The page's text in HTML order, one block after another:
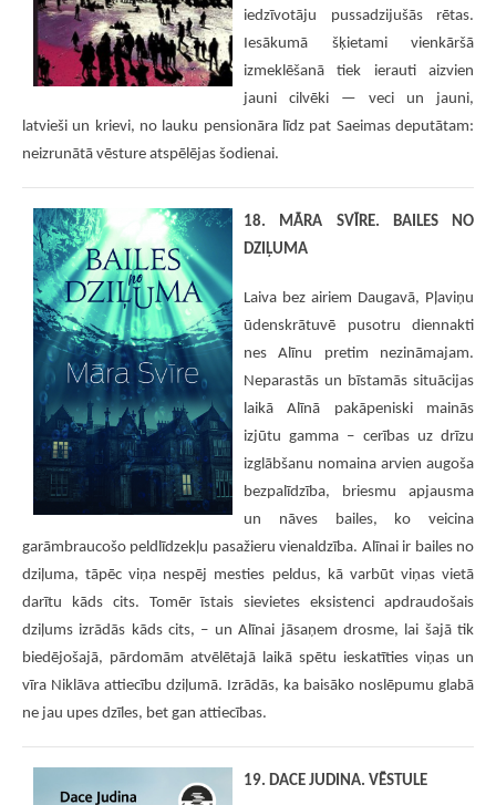
iedzīvotāju pussadzijušās rētas.
Iesākumā šķietami vienkāršā
izmeklēšanā tiek ierauti aizvien
jauni cilvēki — veci un jauni,
latvieši un krievi, no lauku pensionāra līdz pat Saeimas deputātam:
neizrunātā vēsture atspēlējas šodienai.
18. MĀRA SVĪRE. BAILES NO
DZIĻUMA
Laiva bez airiem Daugavā, Pļaviņu
ūdenskrātuvē pusotru diennakti
nes Alīnu pretim nezināmajam.
Neparastās un bīstamās situācijas
laikā Alīnā pakāpeniski mainās
izjūtu gamma – cerības uz drīzu
izglābšanu nomaina arvien augoša
bezpalīdzība, briesmu apjausma
un nāves bailes, ko veicina
garāmbraucošo peldlīdzekļu pasažieru vienaldzība. Alīnai ir bailes no
dziļuma, tāpēc viņa nespēj mesties peldus, kā varbūt viņas vietā
darītu kāds cits. Tomēr īstais sievietes eksistenci apdraudošais
dziļums izrādās kāds cits, – un Alīnai jāsaņem drosme, lai šajā tik
biedējošajā, pārdomām atvēlētajā laikā spētu ieskatīties viņas un
vīra Niklāva attiecību dziļumā. Izrādās, ka baisāko noslēpumu glabā
ne jau upes dzīles, bet gan attiecības.
19. DACE JUDINA. VĒSTULE